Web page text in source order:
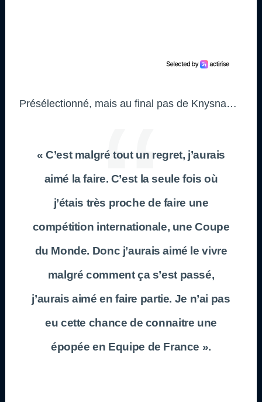
Présélectionné, mais au final pas de Knysna…
« C’est malgré tout un regret, j’aurais
aimé la faire. C’est la seule fois où
j’étais très proche de faire une
compétition internationale, une Coupe
du Monde. Donc j’aurais aimé le vivre
malgré comment ça s’est passé,
j’aurais aimé en faire partie. Je n’ai pas
eu cette chance de connaitre une
épopée en Equipe de France ».